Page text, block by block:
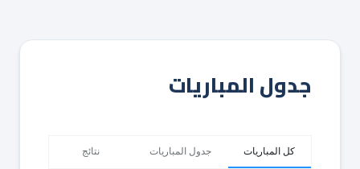
جدول المباريات
كل المباريات جدول المباريات نتائج